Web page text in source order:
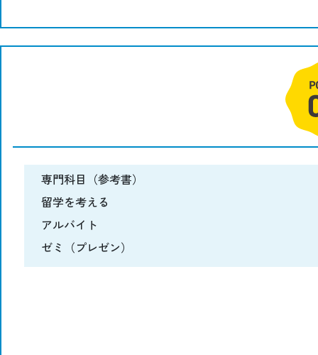
専門科目（参考書）
留学を考える
アルバイト
ゼミ（プレゼン）